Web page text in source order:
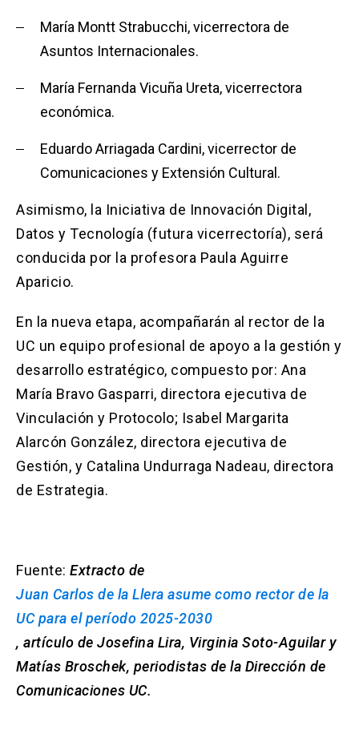
María Montt Strabucchi, vicerrectora de
Asuntos Internacionales.
María Fernanda Vicuña Ureta, vicerrectora
económica.
Eduardo Arriagada Cardini, vicerrector de
Comunicaciones y Extensión Cultural.
Asimismo, la Iniciativa de Innovación Digital,
Datos y Tecnología (futura vicerrectoría), será
conducida por la profesora Paula Aguirre
Aparicio.
En la nueva etapa, acompañarán al rector de la
UC un equipo profesional de apoyo a la gestión y
desarrollo estratégico, compuesto por: Ana
María Bravo Gasparri, directora ejecutiva de
Vinculación y Protocolo; Isabel Margarita
Alarcón González, directora ejecutiva de
Gestión, y Catalina Undurraga Nadeau, directora
de Estrategia.
Fuente: Extracto de
Juan Carlos de la Llera asume como rector de la
UC para el período 2025-2030
, artículo de Josefina Lira, Virginia Soto-Aguilar y
Matías Broschek, periodistas de la Dirección de
Comunicaciones UC.